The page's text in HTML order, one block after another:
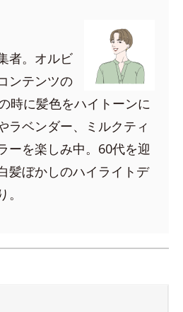
者。オルビ
ンテンツの
時に髪色をハイトーンに
ラベンダー、ミルクティ
ーを楽しみ中。60代を迎
髪ぼかしのハイライトデ